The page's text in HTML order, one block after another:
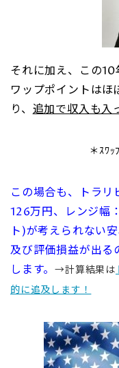
それに加え、この
ワップポイントはほ
り、 追加で収入も入
＊ｽﾜｯ
この場合も、トラリ
126万円、レンジ幅
ト)が考えられない
及び評価損益が出る
します。→計算結果は
的に追及します！